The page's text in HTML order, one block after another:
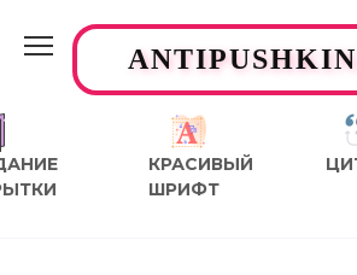
содержанию
КРАСИВЫЙ
ШРИФТ